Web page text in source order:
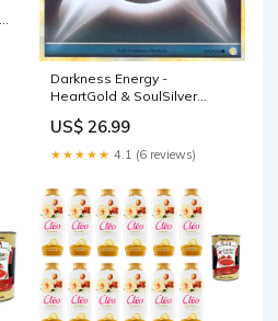
Darkness Energy -
HeartGold & SoulSilver
Language:English
US$ 26.99
★★★★★ 4.1 (6 reviews)